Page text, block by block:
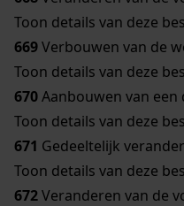
Toon details van deze
669Verbouwen van de
Toon details van deze
670Aanbouwen van een
Toon details van deze
671 Gedeeltelijk
Toon details van deze
672Veranderen van de